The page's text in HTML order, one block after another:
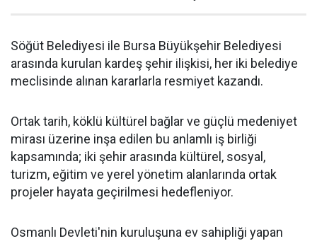
Söğüt Belediyesi ile Bursa Büyükşehir Belediyesi
arasında kurulan kardeş şehir ilişkisi, her iki belediye
meclisinde alınan kararlarla resmiyet kazandı.
Ortak tarih, köklü kültürel bağlar ve güçlü medeniyet
mirası üzerine inşa edilen bu anlamlı iş birliği
kapsamında; iki şehir arasında kültürel, sosyal,
turizm, eğitim ve yerel yönetim alanlarında ortak
projeler hayata geçirilmesi hedefleniyor.
Osmanlı Devleti'nin kuruluşuna ev sahipliği yapan